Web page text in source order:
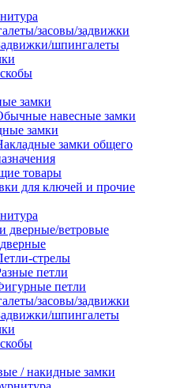
засовы/задвижки
шпингалеты
замки
навесные замки
замки
замки общего
товары
для ключей и прочие
дверные/ветровые
стрелы
петли
петли
засовы/задвижки
шпингалеты
/ накидные замки